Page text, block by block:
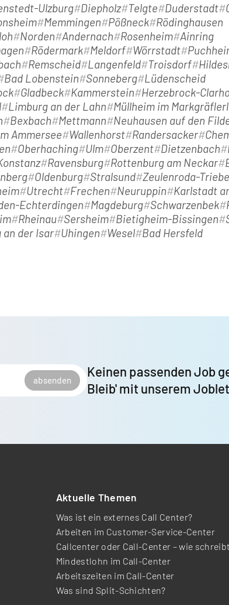
Ulzburg Diepholz Telgte Duderstadt
Memmingen Pößneck Rödinghausen
Norden Andernach Rosenheim Ainring
Rödermark Meldorf Wörrstadt
Remscheid Langenfeld Troisdorf
Bad Lobenstein Sonneberg Lüdenscheid
Gladbeck Kammerstein Herzebrock-
Limburg an der Lahn
Müllheim im
Bexbach Mettmann Neuhausen auf den
Ammersee Wallenhorst Randersacker
Oberhaching Ulm Oberzent Dietzenbach
Ravensburg Rottenburg am Neckar
Oldenburg Stralsund Zeulenroda-
Utrecht Frechen Neuruppin
Karlstadt
Echterdingen Magdeburg Schwarzenbek
Rheinau Sersheim Bietigheim-Bissingen
an der Isar Uhingen Wesel Bad Hersfeld
absenden
Keinen passenden Job
Bleib' mit unserem
Aktuelle Themen
Was ist ein externes Call Center?
Arbeiten im Customer-Service-Center
Callcenter oder Call-Center – wie
Mindestlohn im Call-Center
Arbeitszeiten im Call-Center
Was sind Split-Schichten?